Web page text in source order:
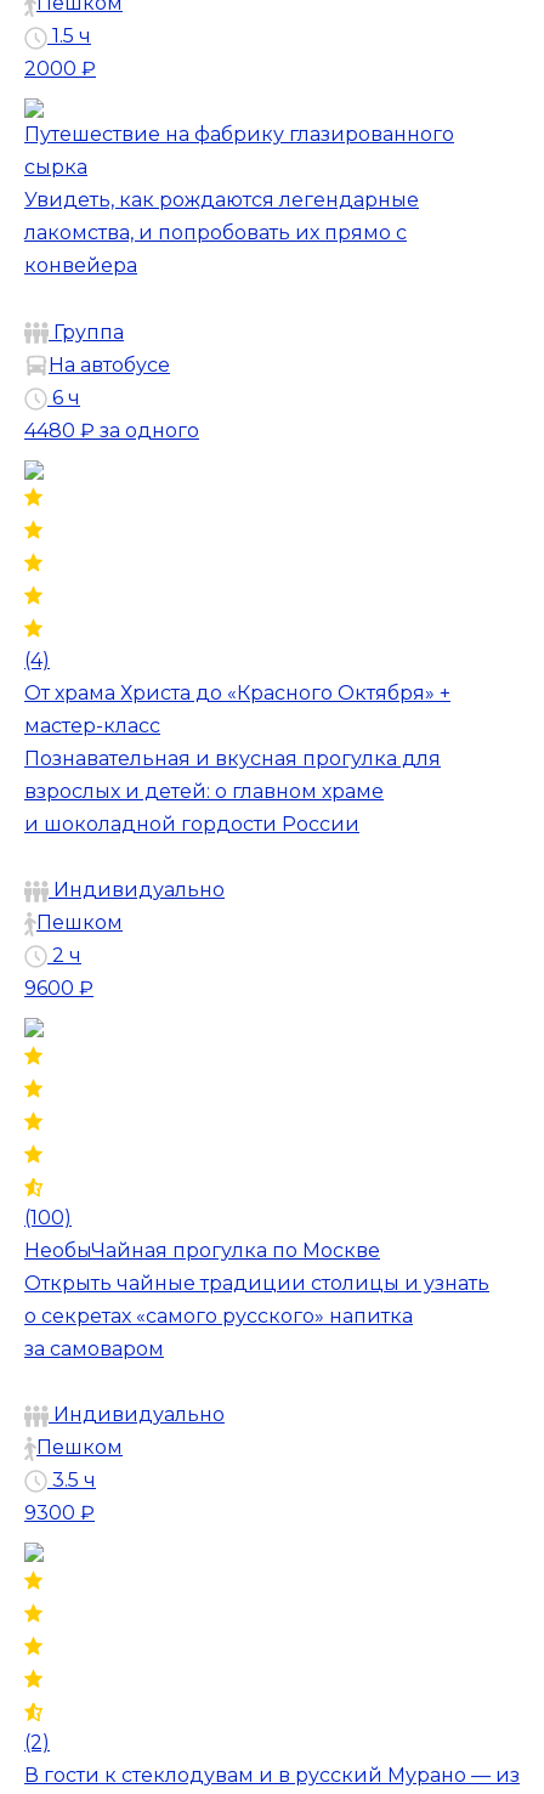
1.5 ч
2000 ₽
Путешествие на фабрику глазированного
сырка
Увидеть, как рождаются легендарные
лакомства, и попробовать их прямо с
конвейера
Группа
На автобусе
6 ч
4480 ₽ за одного
(4)
От храма Христа до «Красного Октября» +
мастер-класс
Познавательная и вкусная прогулка для
взрослых и детей: о главном храме
и шоколадной гордости России
Индивидуально
Пешком
2 ч
9600 ₽
(100)
НеобыЧайная прогулка по Москве
Открыть чайные традиции столицы и узнать
о секретах «самого русского» напитка
за самоваром
Индивидуально
Пешком
3.5 ч
9300 ₽
(2)
В гости к стеклодувам и в русский Мурано — из